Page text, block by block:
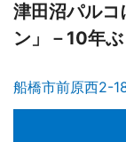
津田沼パルコ
ン」－10年
船橋市前原西2-